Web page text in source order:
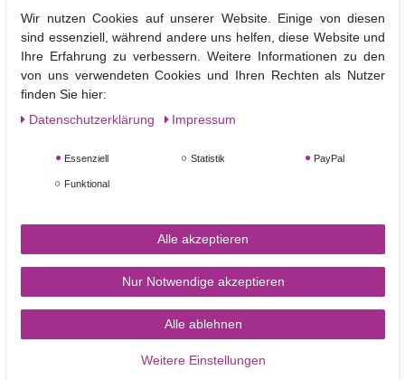
Form können die Figuren ganz einfach herausgelöst werden. Für
Fondant, Marzipan und Gum Paste (Blütenpaste) geeignet.
Ideal zum Dekorieren von Cupcakes, Torten, Keksen und mehr.
TORTEN-KRAM
Wir nutzen Cookies auf unserer Website. Einige von diesen
sind essenziell, während andere uns helfen, diese Website und
Ihre Erfahrung zu verbessern. Weitere Informationen zu den
von uns verwendeten Cookies und Ihren Rechten als Nutzer
finden Sie hier:
Daten­schutz­erklärung
Impressum
Essenziell Statistik PayPal
Funktional
Alle akzeptieren
Nur Notwendige akzeptieren
Alle ablehnen
Weitere Einstellungen